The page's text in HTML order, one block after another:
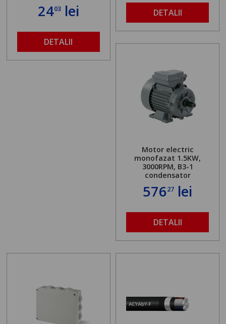
2403lei
DETALII
DETALII
Motor electric
monofazat 1.5KW,
3000RPM, B3-1
condensator
57627 lei
DETALII